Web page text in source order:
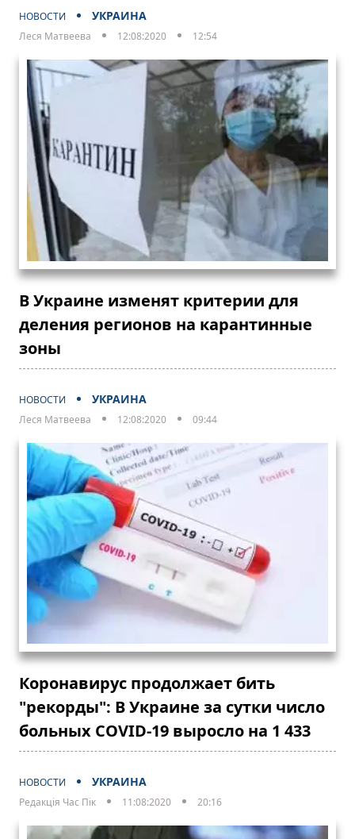
НОВОСТИ УКРАИНА
Леся Матвеева 12:08:2020 12:54
В Украине изменят критерии для
деления регионов на карантинные
зоны
НОВОСТИ УКРАИНА
Леся Матвеева 12:08:2020 09:44
Коронавирус продолжает бить
"рекорды": В Украине за сутки число
больных COVID-19 выросло на 1 433
НОВОСТИ УКРАИНА
Редакція Час Пік 11:08:2020 20:16